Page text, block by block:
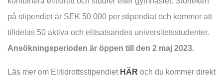
på stipendiet är SEK 50 000 per stipendiat och kommer att
tilldelas 50 aktiva och elitsatsandes universitetsstudenter.
Ansökningsperioden är öppen till den 2 maj 2023.
Läs mer om Elitidrottsstipendiet HÄR och du kommer direkt